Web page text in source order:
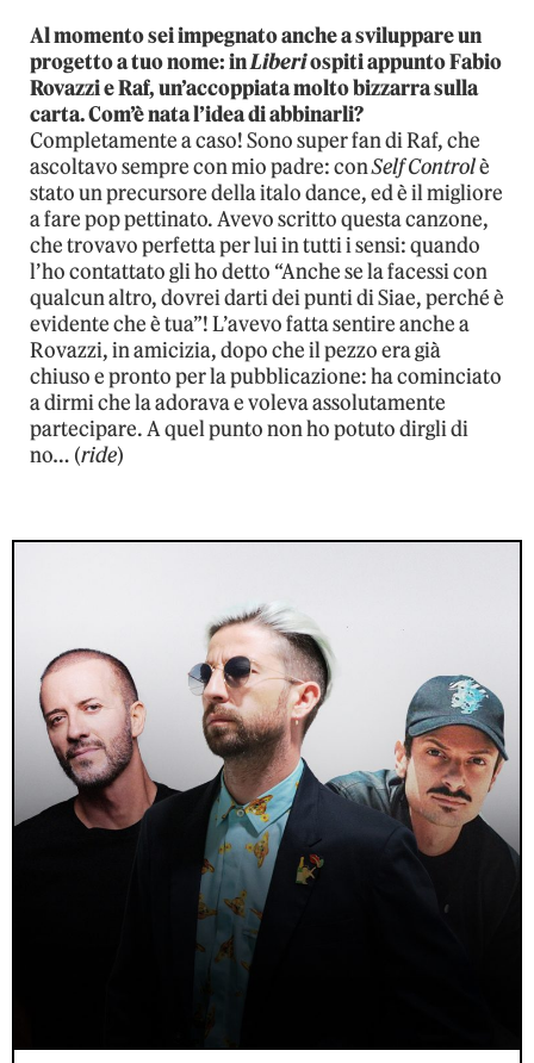
Al momento sei impegnato anche a sviluppare un
progetto a tuo nome: inLiberiospiti appunto Fabio
Rovazzi e Raf, un’accoppiata molto bizzarra sulla
carta. Com’è nata l’idea di abbinarli?
Completamente a caso! Sono super fan di Raf, che
ascoltavo sempre con mio padre: conSelf Controlè
stato un precursore della italo dance, ed è il migliore
a fare pop pettinato. Avevo scritto questa canzone,
che trovavo perfetta per lui in tutti i sensi: quando
l’ho contattato gli ho detto “Anche se la facessi con
qualcun altro, dovrei darti dei punti di Siae, perché è
evidente che è tua”! L’avevo fatta sentire anche a
Rovazzi, in amicizia, dopo che il pezzo era già
chiuso e pronto per la pubblicazione: ha cominciato
a dirmi che la adorava e voleva assolutamente
partecipare. A quel punto non ho potuto dirgli di
no… (ride)